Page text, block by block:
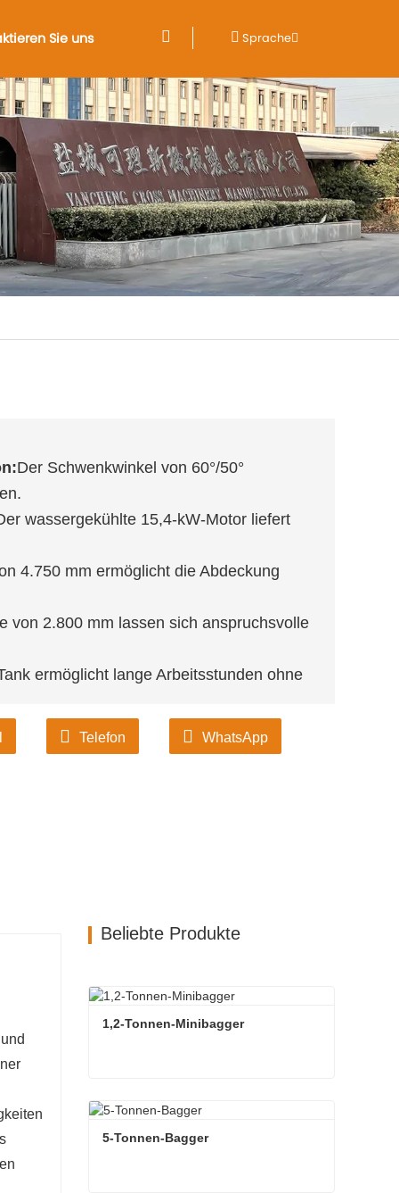
Sie uns Sprache
Der Schwenkwinkel von 60°/50°
wassergekühlte 15,4-kW-Motor liefert
4.750 mm ermöglicht die Abdeckung
von 2.800 mm lassen sich anspruchsvolle
ermöglicht lange Arbeitsstunden ohne
Telefon WhatsApp
Beliebte Produkte
1,2-Tonnen-Minibagger
1,2-Tonnen-Minibagger
Kontaktieren Sie mich jetzt
5-Tonnen-Bagger